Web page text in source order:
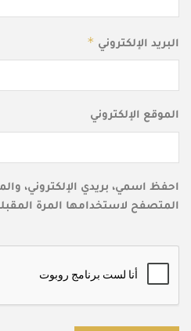
البريد الإلكتروني *
الموقع الإلكتروني
احفظ اسمي، بريدي الإلكتروني،
المتصفح لاستخدامها المرة